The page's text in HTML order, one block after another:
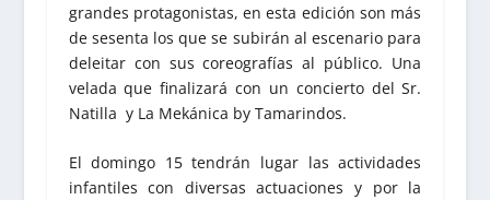
grandes protagonistas, en esta edición son más
de sesenta los que se subirán al escenario para
deleitar con sus coreografías al público. Una
velada que finalizará con un concierto del Sr.
Natilla y La Mekánica by Tamarindos.
El domingo 15 tendrán lugar las actividades
infantiles con diversas actuaciones y por la